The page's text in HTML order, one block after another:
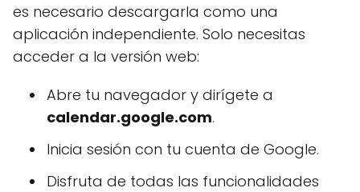
es necesario descargarla como una
aplicación independiente. Solo necesitas
acceder a la versión web:
Abre tu navegador y dirígete a
calendar.google.com.
Inicia sesión con tu cuenta de Google.
Disfruta de todas las funcionalidades